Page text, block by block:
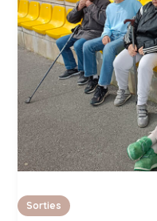
Sorties